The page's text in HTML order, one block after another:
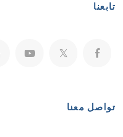
تابعنا
تواصل معنا